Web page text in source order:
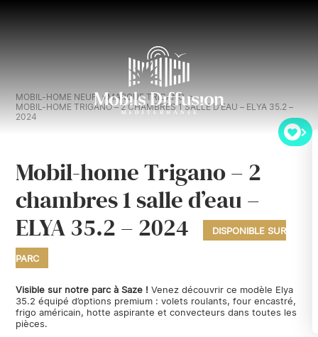
MOBIL-HOME NEUF
MARQUE TRIGANO
MOBIL-HOME TRIGANO – 2 CHAMBRES 1 SALLE D’EAU – ELYA 35.2 –
2024
Mobil-home Trigano – 2
chambres 1 salle d’eau –
ELYA 35.2 – 2024
DISPONIBLE SUR
PARC
Visible sur notre parc à Saze ! Venez découvrir ce modèle Elya
35.2 équipé d’options premium : volets roulants, four encastré,
frigo américain, hotte aspirante et convecteurs dans toutes les
pièces.